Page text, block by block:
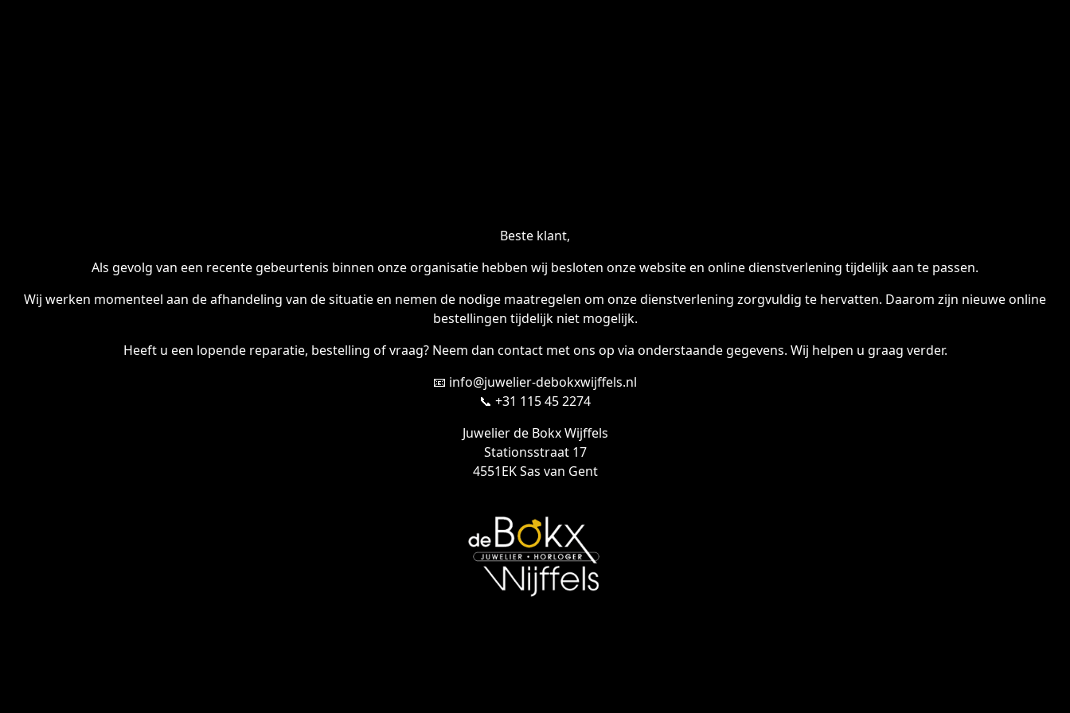
Beste klant,
Als gevolg van een recente gebeurtenis binnen onze organisatie hebben wij besloten onze website en online dienstverlening tijdelijk aan te passen.
Wij werken momenteel aan de afhandeling van de situatie en nemen de nodige maatregelen om onze dienstverlening zorgvuldig te hervatten. Daarom zijn nieuwe online
bestellingen tijdelijk niet mogelijk.
Heeft u een lopende reparatie, bestelling of vraag? Neem dan contact met ons op via onderstaande gegevens. Wij helpen u graag verder.
📧 info@juwelier-debokxwijffels.nl
📞 +31 115 45 2274
Juwelier de Bokx Wijffels
Stationsstraat 17
4551EK Sas van Gent